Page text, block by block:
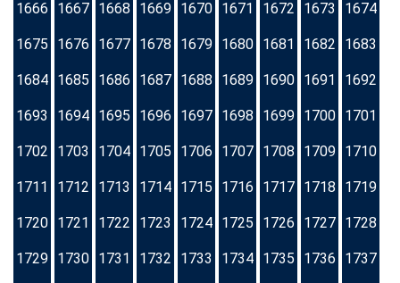
1666 1667 1668 1669 1670 1671 1672 1673 1674
1675 1676 1677 1678 1679 1680 1681 1682 1683
1684 1685 1686 1687 1688 1689 1690 1691 1692
1693 1694 1695 1696 1697 1698 1699 1700 1701
1702 1703 1704 1705 1706 1707 1708 1709 1710
1711 1712 1713 1714 1715 1716 1717 1718 1719
1720 1721 1722 1723 1724 1725 1726 1727 1728
1729 1730 1731 1732 1733 1734 1735 1736 1737